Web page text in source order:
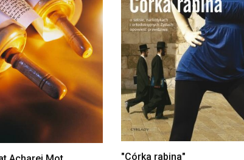
"Córka rabina"